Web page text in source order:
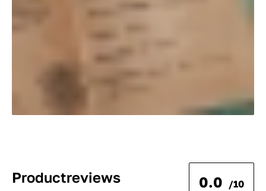
Productreviews 0.0 /10